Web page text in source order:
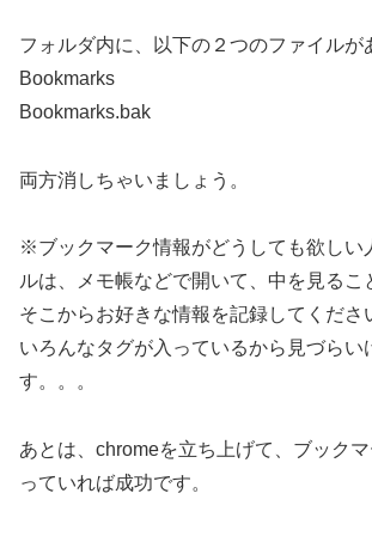
フォルダ内に、以下の２つのファイルが
Bookmarks
Bookmarks.bak
両方消しちゃいましょう。
※ブックマーク情報がどうしても欲しい
ルは、メモ帳などで開いて、中を見るこ
そこからお好きな情報を記録してくださ
いろんなタグが入っているから見づらい
す。。。
あとは、chromeを立ち上げて、ブック
っていれば成功です。